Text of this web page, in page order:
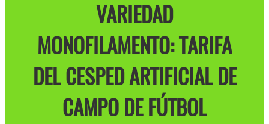
VARIEDAD
MONOFILAMENTO: TARIFA
DEL CESPED ARTIFICIAL DE
CAMPO DE FÚTBOL